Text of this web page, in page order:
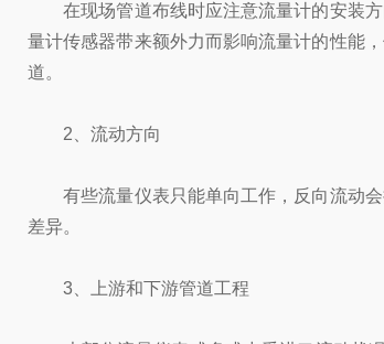
在现场管道布线时应注意流量计的安装方
量计传感器带来额外力而影响流量计的性能
道。
2、流动方向
有些流量仪表只能单向工作，反向流动会
差异。
3、上游和下游管道工程